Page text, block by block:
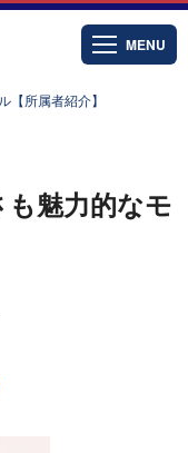
MENU
【所属者紹介】
魅力的なモ